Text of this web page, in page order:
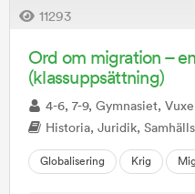
11293
Ord om migration –
(klassuppsättning)
4-6, 7-9, Gymnasiet,
Historia, Juridik,
Globalisering Krig